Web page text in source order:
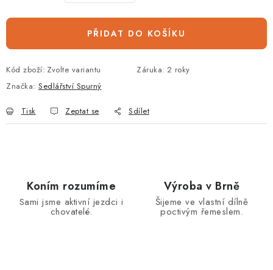
PŘIDAT DO KOŠÍKU
Kód zboží: Zvolte variantu Záruka: 2 roky
Značka: Sedlářství Spurný
Tisk Zeptat se Sdílet
Koním rozumíme
Sami jsme aktivní jezdci i
chovatelé.
Výroba v Brně
Šijeme ve vlastní dílně
poctivým řemeslem.